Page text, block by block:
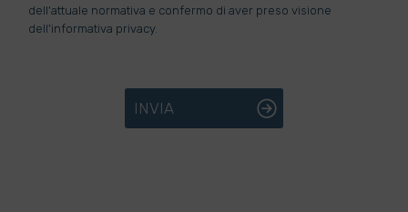
dell'attuale normativa e confermo di aver preso visione
dell'informativa privacy.
INVIA